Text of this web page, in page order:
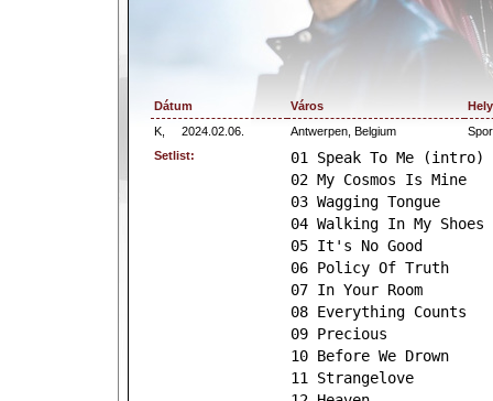
Dátum Város
K,
2024.02.06. Antwerpen, Belgium
Setlist:
01 Speak To Me (intro)
02 My Cosmos Is Mine
03 Wagging Tongue
04 Walking In My Shoes
05 It's No Good
06 Policy Of Truth
07 In Your Room
08 Everything Counts
09 Precious
10 Before We Drown
11 Strangelove